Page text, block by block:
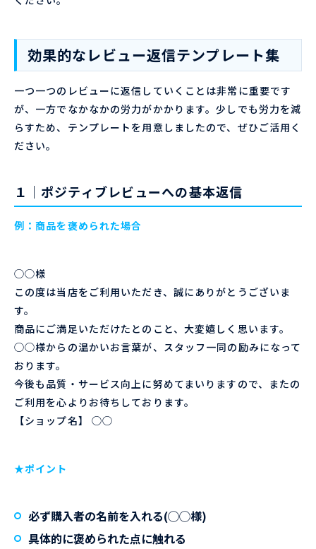
効果的なレビュー返信テンプレート集
一つ一つのレビューに返信していくことは非常に重要です
が、一方でなかなかの労力がかかります。少しでも労力を減
らすため、テンプレートを用意しましたので、ぜひご活用く
ださい。
１｜ポジティブレビューへの基本返信
例：商品を褒められた場合
◯◯様
この度は当店をご利用いただき、誠にありがとうございま
す。
商品にご満足いただけたとのこと、大変嬉しく思います。
◯◯様からの温かいお言葉が、スタッフ一同の励みになって
おります。
今後も品質・サービス向上に努めてまいりますので、またの
ご利用を心よりお待ちしております。
【ショップ名】 ◯◯
★ポイント
必ず購入者の名前を入れる(◯◯様)
具体的に褒められた点に触れる